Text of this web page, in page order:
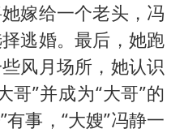
嫁给一个老头，冯
逃婚。最后，她跑
风月场所，她认识
哥”并成为“大哥”的
事，“大嫂”冯静一